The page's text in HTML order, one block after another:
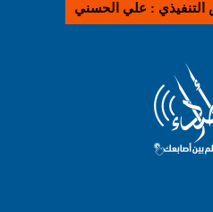
التنفيذي : علي الحسني